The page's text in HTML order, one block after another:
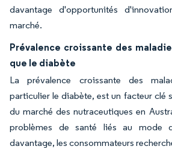
davantage d'opportunités
marché.
Prévalence croissante des
que le diabète
La prévalence croissante des
particulier le diabète, est un facteur clé
du marché des nutraceutiques en
problèmes de santé liés au mode
davantage, les consommateurs